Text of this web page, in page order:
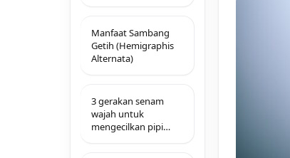
Manfaat Sambang
Getih (Hemigraphis
Alternata)
3 gerakan senam
wajah untuk
mengecilkan pipi